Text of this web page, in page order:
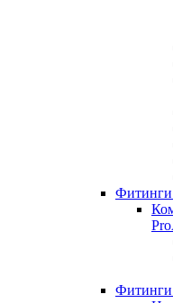
Фитинги
Фитинги